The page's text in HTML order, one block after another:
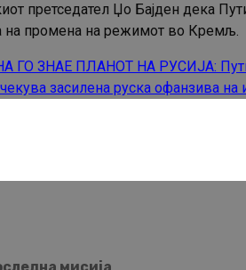
претседател Џо Бајден дека
на промена на режимот во Кремљ.
ГО ЗНАЕ ПЛАНОТ НА РУСИЈА:
засилена руска офанзива на